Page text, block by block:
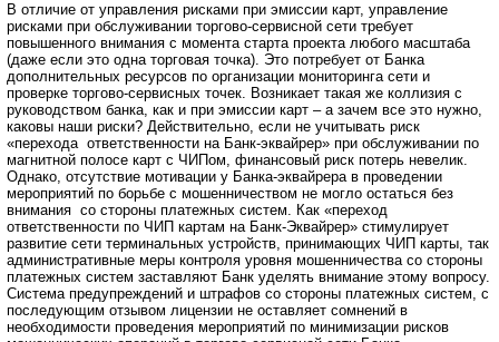
В отличие от управления рисками при эмиссии карт, управление
рисками при обслуживании торгово-сервисной сети требует
повышенного внимания с момента старта проекта любого масштаба
(даже если это одна торговая точка). Это потребует от Банка
дополнительных ресурсов по организации мониторинга сети и
проверке торгово-сервисных точек. Возникает такая же коллизия с
руководством банка, как и при эмиссии карт – а зачем все это нужно,
каковы наши риски? Действительно, если не учитывать риск
«перехода ответственности на Банк-эквайрер» при обслуживании по
магнитной полосе карт с ЧИПом, финансовый риск потерь невелик.
Однако, отсутствие мотивации у Банка-эквайрера в проведении
мероприятий по борьбе с мошенничеством не могло остаться без
внимания со стороны платежных систем. Как «переход
ответственности по ЧИП картам на Банк-Эквайрер» стимулирует
развитие сети терминальных устройств, принимающих ЧИП карты, так
административные меры контроля уровня мошенничества со стороны
платежных систем заставляют Банк уделять внимание этому вопросу.
Система предупреждений и штрафов со стороны платежных систем, с
последующим отзывом лицензии не оставляет сомнений в
необходимости проведения мероприятий по минимизации рисков